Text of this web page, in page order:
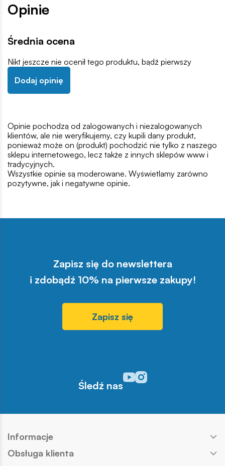
Opinie
Średnia ocena
Nikt jeszcze nie ocenił tego produktu, bądź pierwszy
Dodaj opinię
Opinie pochodzą od zalogowanych i niezalogowanych
klientów, ale nie weryfikujemy, czy kupili dany produkt,
ponieważ może on (produkt) pochodzić nie tylko z naszego
sklepu internetowego, lecz także z innych sklepów www i
tradycyjnych.
Wszystkie opinie są moderowane. Wyświetlamy zarówno
pozytywne, jak i negatywne opinie.
Zapisz się do newslettera
i zdobądź 10% na pierwsze zakupy!
Zapisz się
Śledź nas
Odwiedź nasz profil w
Odwiedź nasz profil w
Informacje
Obsługa klienta